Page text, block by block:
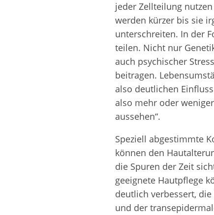
jeder Zellteilung
werden kürzer bis sie
unterschreiten. In der
teilen. Nicht nur
auch psychischer
beitragen.
also deutlichen
also mehr oder
aussehen“.
Speziell abgestimmte
können den
die Spuren der Zeit
geeignete Hautpflege
deutlich verbessert,
und der